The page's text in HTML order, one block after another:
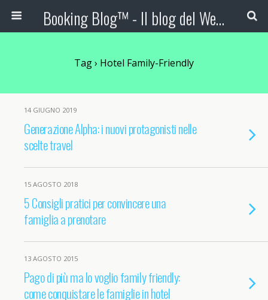
Booking Blog™ - Il blog del Web Marketing Turistico
Tag › Hotel Family-Friendly
14 GIUGNO 2019
Generazione Alpha: i nuovi protagonisti nelle
scelte travel
15 AGOSTO 2018
5 Consigli pratici per convincere una
famiglia a prenotare
13 AGOSTO 2015
Pago di più ma lo voglio family friendly:
come conquistare le famiglie in hotel